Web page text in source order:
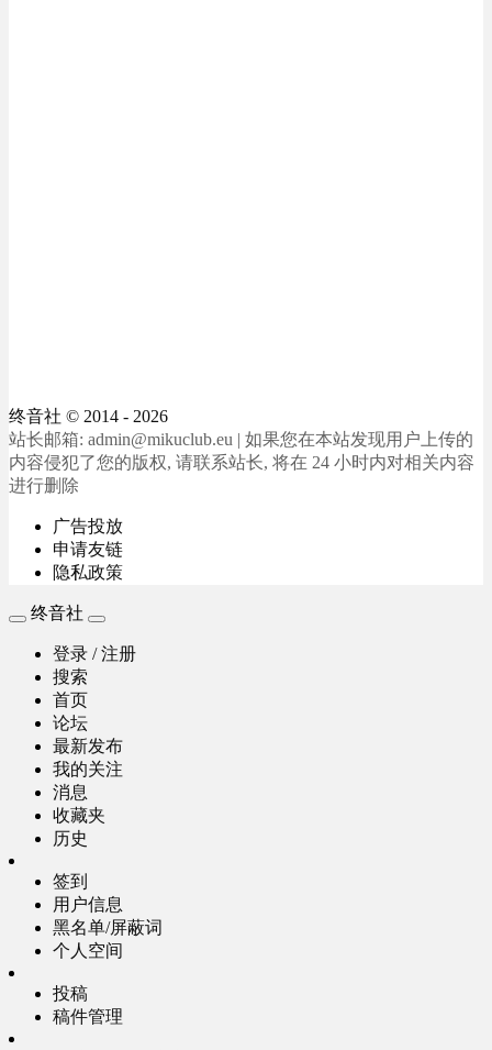
终音社 © 2014 - 2026
站长邮箱: admin@mikuclub.eu | 如果您在本站发现用户上传的
内容侵犯了您的版权, 请联系站长, 将在 24 小时内对相关内容
进行删除
广告投放
申请友链
隐私政策
终音社
登录 / 注册
搜索
首页
论坛
最新发布
我的关注
消息
收藏夹
历史
签到
用户信息
黑名单/屏蔽词
个人空间
投稿
稿件管理